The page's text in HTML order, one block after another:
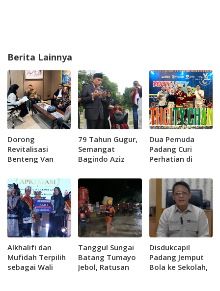
Berita Lainnya
Dorong
Revitalisasi
Benteng Van
79 Tahun Gugur,
Semangat
Bagindo Aziz
Menuntun
Langkah Kota
Padang
Dua Pemuda
Padang Curi
Perhatian di
APEKSI, Usung
Gerakan Padang
Muda Bersakato
Alkhalifi dan
Mufidah Terpilih
sebagai Wali
Tanggul Sungai
Batang Tumayo
Jebol, Ratusan
Disdukcapil
Padang Jemput
Bola ke Sekolah,